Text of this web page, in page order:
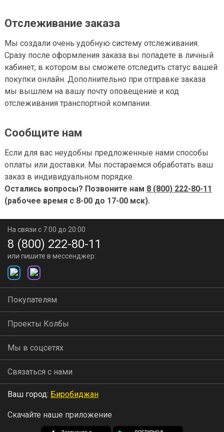
Отслеживание заказа
Мы создали очень удобную систему отслеживания.
Сразу после оформления заказа вы попадете в личный
кабинет, в котором вы сможете отследить статус вашей
покупки онлайн. Дополнительно при отправке заказа
мы вышлем на вашу почту оповещение и код
отслеживания транспортной компании.
Сообщите нам
Если для вас неудобны предложенные нами способы
оплаты или доставки. Мы постараемся обработать ваш
заказ в индивидуальном порядке.
Остались вопросы? Позвоните нам 8 (800) 222-80-11
(рабочее время с 8-00 до 17-00 мск).
На связи с 7:00 до 20:00
8 (800) 222-80-11
или пишите в мессенджер:
Покупателям
Проекты Колбы
Мы в соцсетях
Связаться с нами
Ваш город: Биробиджан
Скачайте наше приложение